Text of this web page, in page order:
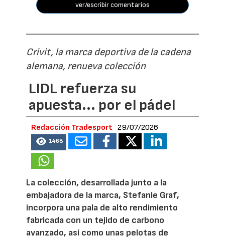
ver/escribir comentarios
Crivit, la marca deportiva de la cadena
alemana, renueva colección
LIDL refuerza su
apuesta... por el pádel
Redacción Tradesport 29/07/2026
1468
La colección, desarrollada junto a la
embajadora de la marca, Stefanie Graf,
incorpora una pala de alto rendimiento
fabricada con un tejido de carbono
avanzado, así como unas pelotas de